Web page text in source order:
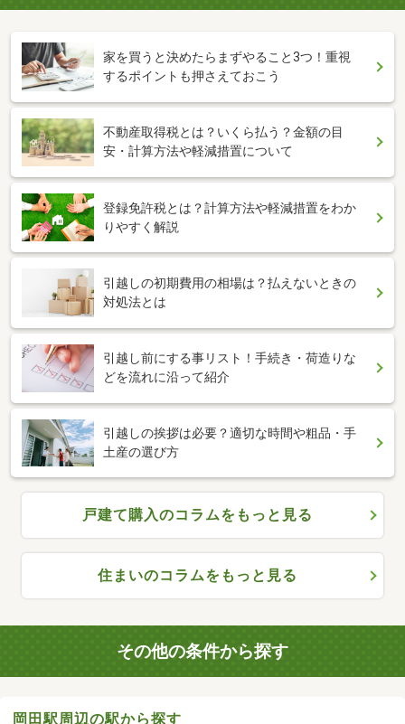
家を買うと決めたらまずやること3つ！重視
するポイントも押さえておこう
不動産取得税とは？いくら払う？金額の目
安・計算方法や軽減措置について
登録免許税とは？計算方法や軽減措置をわか
りやすく解説
引越しの初期費用の相場は？払えないときの
対処法とは
引越し前にする事リスト！手続き・荷造りな
どを流れに沿って紹介
引越しの挨拶は必要？適切な時間や粗品・手
土産の選び方
戸建て購入のコラムをもっと見る
住まいのコラムをもっと見る
その他の条件から探す
岡田駅周辺の駅から探す